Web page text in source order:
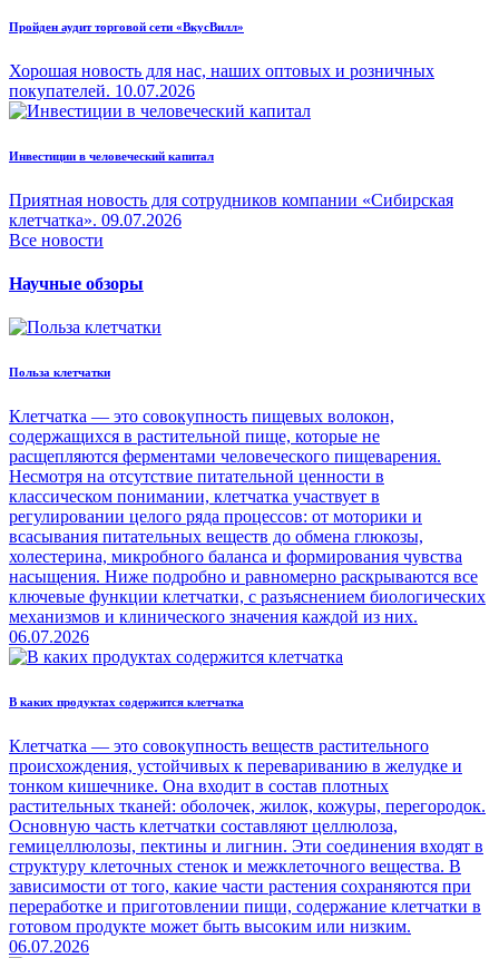
Пройден аудит торговой сети «ВкусВилл»
Хорошая новость для нас, наших оптовых и розничных
покупателей. 10.07.2026
Инвестиции в человеческий капитал
Приятная новость для сотрудников компании «Сибирская
клетчатка». 09.07.2026
Все новости
Научные обзоры
Польза клетчатки
Клетчатка — это совокупность пищевых волокон,
содержащихся в растительной пище, которые не
расщепляются ферментами человеческого пищеварения.
Несмотря на отсутствие питательной ценности в
классическом понимании, клетчатка участвует в
регулировании целого ряда процессов: от моторики и
всасывания питательных веществ до обмена глюкозы,
холестерина, микробного баланса и формирования чувства
насыщения. Ниже подробно и равномерно раскрываются все
ключевые функции клетчатки, с разъяснением биологических
механизмов и клинического значения каждой из них.
06.07.2026
В каких продуктах содержится клетчатка
Клетчатка — это совокупность веществ растительного
происхождения, устойчивых к перевариванию в желудке и
тонком кишечнике. Она входит в состав плотных
растительных тканей: оболочек, жилок, кожуры, перегородок.
Основную часть клетчатки составляют целлюлоза,
гемицеллюлозы, пектины и лигнин. Эти соединения входят в
структуру клеточных стенок и межклеточного вещества. В
зависимости от того, какие части растения сохраняются при
переработке и приготовлении пищи, содержание клетчатки в
готовом продукте может быть высоким или низким.
06.07.2026